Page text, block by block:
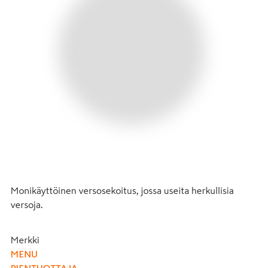
Monikäyttöinen versosekoitus, jossa useita herkullisia
versoja.
Merkki
MENU